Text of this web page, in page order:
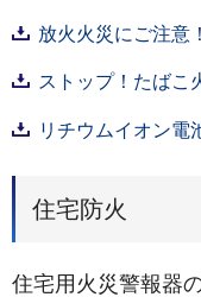
放火火災にご注意
ストップ！たばこ
リチウムイオン電
住宅防火
住宅用火災警報器